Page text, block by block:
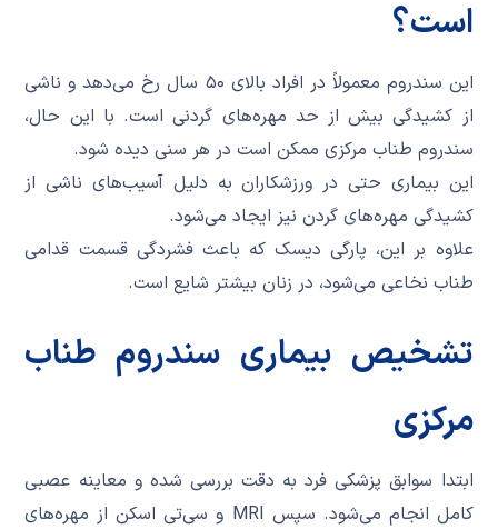
است؟
این سندروم معمولاً در افراد بالای ۵۰ سال رخ می‌دهد و ناشی
از کشیدگی بیش از حد مهره‌های گردنی است. با این حال،
سندروم طناب مرکزی ممکن است در هر سنی دیده شود.
این بیماری حتی در ورزشکاران به دلیل آسیب‌های ناشی از
کشیدگی مهره‌های گردن نیز ایجاد می‌شود.
علاوه بر این، پارگی دیسک که باعث فشردگی قسمت قدامی
طناب نخاعی می‌شود، در زنان بیشتر شایع است.
تشخیص بیماری سندروم طناب
مرکزی
ابتدا سوابق پزشکی فرد به دقت بررسی شده و معاینه عصبی
کامل انجام می‌شود. سپس MRI و سی‌تی اسکن از مهره‌های